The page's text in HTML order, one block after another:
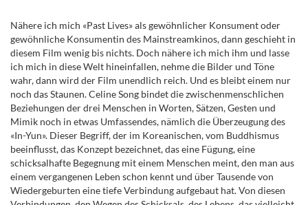
Nähere ich mich «Past Lives» als gewöhnlicher Konsument oder
gewöhnliche Konsumentin des Mainstreamkinos, dann geschieht in
diesem Film wenig bis nichts. Doch nähere ich mich ihm und lasse
ich mich in diese Welt hineinfallen, nehme die Bilder und Töne
wahr, dann wird der Film unendlich reich. Und es bleibt einem nur
noch das Staunen. Celine Song bindet die zwischenmenschlichen
Beziehungen der drei Menschen in Worten, Sätzen, Gesten und
Mimik noch in etwas Umfassendes, nämlich die Überzeugung des
«In-Yun». Dieser Begriff, der im Koreanischen, vom Buddhismus
beeinflusst, das Konzept bezeichnet, das eine Fügung, eine
schicksalhafte Begegnung mit einem Menschen meint, den man aus
einem vergangenen Leben schon kennt und über Tausende von
Wiedergeburten eine tiefe Verbindung aufgebaut hat. Von diesen